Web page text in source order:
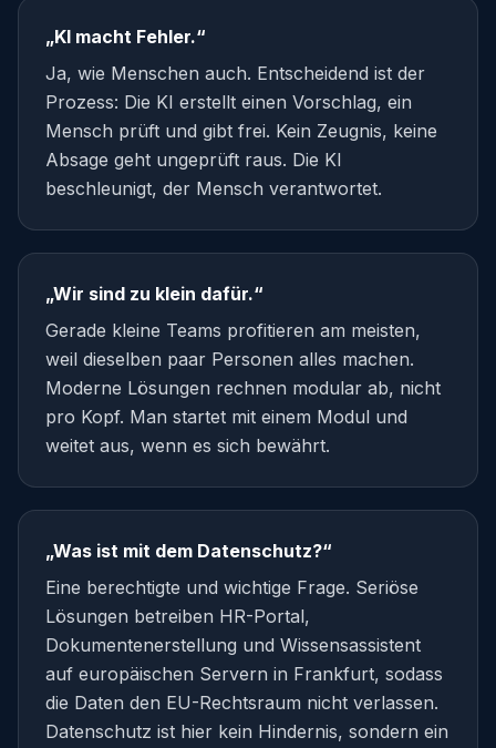
„KI macht Fehler.“
Ja, wie Menschen auch. Entscheidend ist der
Prozess: Die KI erstellt einen Vorschlag, ein
Mensch prüft und gibt frei. Kein Zeugnis, keine
Absage geht ungeprüft raus. Die KI
beschleunigt, der Mensch verantwortet.
„Wir sind zu klein dafür.“
Gerade kleine Teams profitieren am meisten,
weil dieselben paar Personen alles machen.
Moderne Lösungen rechnen modular ab, nicht
pro Kopf. Man startet mit einem Modul und
weitet aus, wenn es sich bewährt.
„Was ist mit dem Datenschutz?“
Eine berechtigte und wichtige Frage. Seriöse
Lösungen betreiben HR-Portal,
Dokumentenerstellung und Wissensassistent
auf europäischen Servern in Frankfurt, sodass
die Daten den EU-Rechtsraum nicht verlassen.
Datenschutz ist hier kein Hindernis, sondern ein